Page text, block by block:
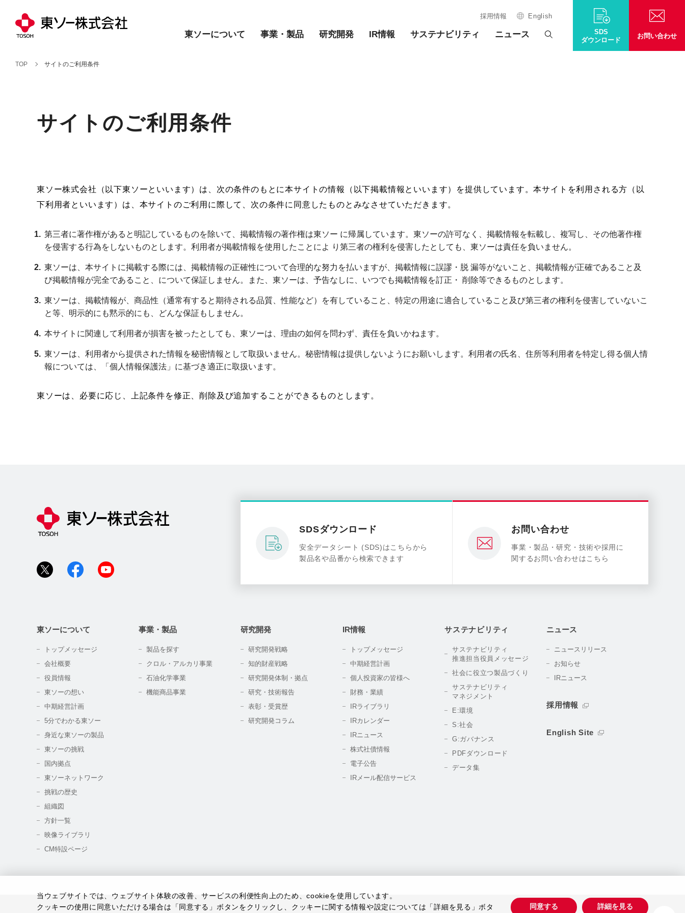
採用情報 English
東ソーについて 事業・製品 研究開発 IR情報 サステナビリティ ニュース
SDS
ダウンロード
お問い合わせ
TOP サイトのご利用条件
サイトのご利用条件
東ソー株式会社（以下東ソーといいます）は、次の条件のもとに本サイトの情報（以下掲載情報といいます）を提供しています。本サイトを利用される方（以
下利用者といいます）は、本サイトのご利用に際して、次の条件に同意したものとみなさせていただきます。
第三者に著作権があると明記しているものを除いて、掲載情報の著作権は東ソー に帰属しています。東ソーの許可なく、掲載情報を転載し、複写し、その他著作権
を侵害する行為をしないものとします。利用者が掲載情報を使用したことによ り第三者の権利を侵害したとしても、東ソーは責任を負いません。
東ソーは、本サイトに掲載する際には、掲載情報の正確性について合理的な努力を払いますが、掲載情報に誤謬・脱 漏等がないこと、掲載情報が正確であること及
び掲載情報が完全であること、について保証しません。また、東ソーは、予告なしに、いつでも掲載情報を訂正・ 削除等できるものとします。
東ソーは、掲載情報が、商品性（通常有すると期待される品質、性能など）を有していること、特定の用途に適合していること及び第三者の権利を侵害していないこ
と等、明示的にも黙示的にも、どんな保証もしません。
本サイトに関連して利用者が損害を被ったとしても、東ソーは、理由の如何を問わず、責任を負いかねます。
東ソーは、利用者から提供された情報を秘密情報として取扱いません。秘密情報は提供しないようにお願いします。利用者の氏名、住所等利用者を特定し得る個人情
報については、「個人情報保護法」に基づき適正に取扱います。
東ソーは、必要に応じ、上記条件を修正、削除及び追加することができるものとします。
SDSダウンロード
安全データシート (SDS)はこちらから
製品名や品番から検索できます
お問い合わせ
事業・製品・研究・技術や採用に
関するお問い合わせはこちら
東ソーについて
トップメッセージ
会社概要
役員情報
東ソーの想い
中期経営計画
5分でわかる東ソー
身近な東ソーの製品
東ソーの挑戦
国内拠点
東ソーネットワーク
挑戦の歴史
組織図
方針一覧
映像ライブラリ
CM特設ページ
事業・製品
製品を探す
クロル・アルカリ事業
石油化学事業
機能商品事業
研究開発
研究開発戦略
知的財産戦略
研究開発体制・拠点
研究・技術報告
表彰・受賞歴
研究開発コラム
IR情報
トップメッセージ
中期経営計画
個人投資家の皆様へ
財務・業績
IRライブラリ
IRカレンダー
IRニュース
株式社債情報
電子公告
IRメール配信サービス
サステナビリティ
サステナビリティ
推進担当役員メッセージ
社会に役立つ製品づくり
サステナビリティ
マネジメント
E:環境
S:社会
G:ガバナンス
PDFダウンロード
データ集
ニュース
ニュースリリース
お知らせ
IRニュース
採用情報
English Site
当ウェブサイトでは、ウェブサイト体験の改善、サービスの利便性向上のため、cookieを使用しています。
クッキーの使用に同意いただける場合は「同意する」ボタンをクリックし、クッキーに関する情報や設定については「詳細を見る」ボタ
同意する 詳細を見る